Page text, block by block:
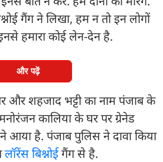
गैंग ने लिखा, हम न तो इन लोगों
हमारा कोई लेन-देन है.
और पढ़ें
शहजाद भट्टी का नाम पंजाब के
कालिया के घर पर ग्रेनेड
आया है. पंजाब पुलिस ने दावा किया
लॉरेंस बिश्नोईगैंग से है.